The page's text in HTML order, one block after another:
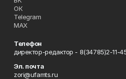
ОК
Telegram
MAX
Телефон
директор-редактор - 8(34785)2-11-
Эл. почта
zori@ufamts.ru